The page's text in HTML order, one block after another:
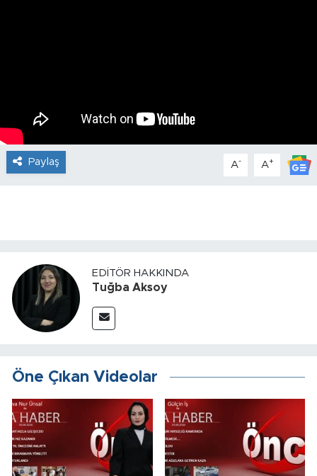
Paylaş A- A+
EDITÖR HAKKINDA
Tuğba Aksoy
Öne Çıkan Videolar